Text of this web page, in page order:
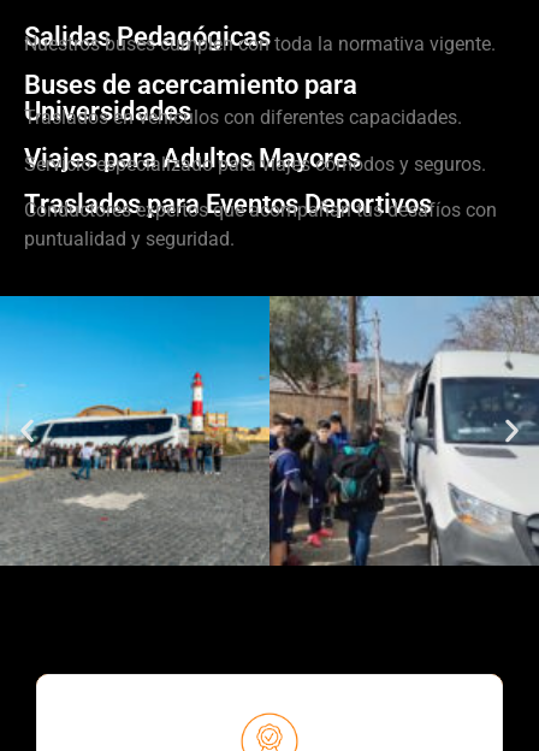
Salidas Pedagógicas
Nuestros buses cumplen con toda la normativa vigente.
Buses de acercamiento para
Universidades
Traslados en vehículos con diferentes capacidades.
Viajes para Adultos Mayores
Servicio especializado para viajes cómodos y seguros.
Traslados para Eventos Deportivos
Conductores expertos que acompañan tus desafíos con
puntualidad y seguridad.